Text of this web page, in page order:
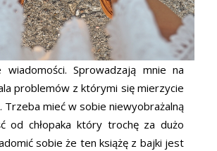
wiadomości. Sprowadzają mnie na
problemów z którymi się mierzycie
Trzeba mieć w sobie niewyobrażalną
od chłopaka który trochę za dużo
sobie że ten książę z bajki jest